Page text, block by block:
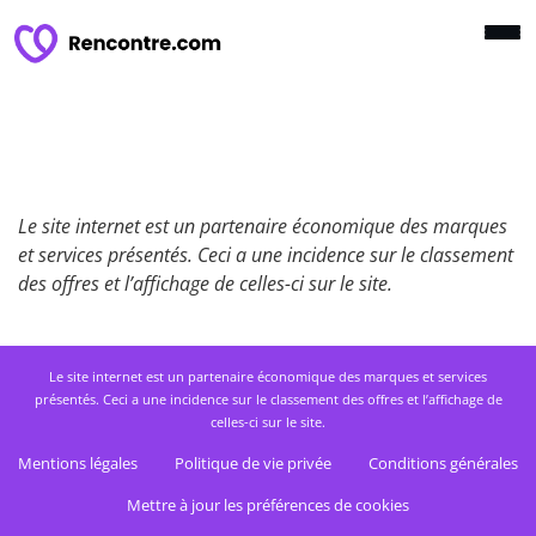
Le site internet est un partenaire économique des marques
et services présentés. Ceci a une incidence sur le classement
des offres et l’affichage de celles-ci sur le site.
Le site internet est un partenaire économique des marques et services
présentés. Ceci a une incidence sur le classement des offres et l’affichage de
celles-ci sur le site.
Mentions légales Politique de vie privée
Conditions générales
Mettre à jour les préférences de cookies